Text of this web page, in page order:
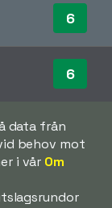
6
6
data från
behov mot
i vår Om